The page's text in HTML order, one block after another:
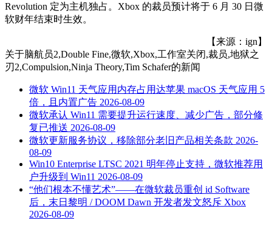
Revolution 定为主机独占。Xbox 的裁员预计将于 6 月 30 日微
软财年结束时生效。
【来源：ign】
关于脑航员2,Double Fine,微软,Xbox,工作室关闭,裁员,地狱之
刃2,Compulsion,Ninja Theory,Tim Schafer的新闻
微软 Win11 天气应用内存占用达苹果 macOS 天气应用 5
倍，且内置广告 2026-08-09
微软承认 Win11 需要提升运行速度、减少广告，部分修
复已推送 2026-08-09
微软更新服务协议，移除部分老旧产品相关条款 2026-
08-09
Win10 Enterprise LTSC 2021 明年停止支持，微软推荐用
户升级到 Win11 2026-08-09
“他们根本不懂艺术”——在微软裁员重创 id Software
后，末日黎明 / DOOM Dawn 开发者发文怒斥 Xbox
2026-08-09